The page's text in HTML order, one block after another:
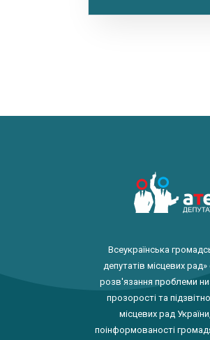
Всеукраїнська
депутатів місцевих
розв'язання проблеми
прозорості та
місцевих рад
поінформованості